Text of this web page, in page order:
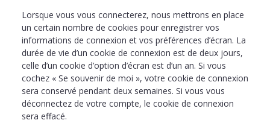
Lorsque vous vous connecterez, nous mettrons en place
un certain nombre de cookies pour enregistrer vos
informations de connexion et vos préférences d’écran. La
durée de vie d’un cookie de connexion est de deux jours,
celle d’un cookie d’option d’écran est d’un an. Si vous
cochez « Se souvenir de moi », votre cookie de connexion
sera conservé pendant deux semaines. Si vous vous
déconnectez de votre compte, le cookie de connexion
sera effacé.